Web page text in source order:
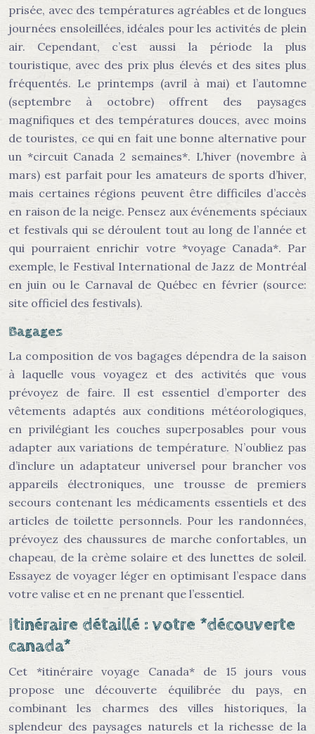
prisée, avec des températures agréables et de longues
journées ensoleillées, idéales pour les activités de plein
air. Cependant, c’est aussi la période la plus
touristique, avec des prix plus élevés et des sites plus
fréquentés. Le printemps (avril à mai) et l’automne
(septembre à octobre) offrent des paysages
magnifiques et des températures douces, avec moins
de touristes, ce qui en fait une bonne alternative pour
un *circuit Canada 2 semaines*. L’hiver (novembre à
mars) est parfait pour les amateurs de sports d’hiver,
mais certaines régions peuvent être difficiles d’accès
en raison de la neige. Pensez aux événements spéciaux
et festivals qui se déroulent tout au long de l’année et
qui pourraient enrichir votre *voyage Canada*. Par
exemple, le Festival International de Jazz de Montréal
en juin ou le Carnaval de Québec en février (source:
site officiel des festivals).
Bagages
La composition de vos bagages dépendra de la saison
à laquelle vous voyagez et des activités que vous
prévoyez de faire. Il est essentiel d’emporter des
vêtements adaptés aux conditions météorologiques,
en privilégiant les couches superposables pour vous
adapter aux variations de température. N’oubliez pas
d’inclure un adaptateur universel pour brancher vos
appareils électroniques, une trousse de premiers
secours contenant les médicaments essentiels et des
articles de toilette personnels. Pour les randonnées,
prévoyez des chaussures de marche confortables, un
chapeau, de la crème solaire et des lunettes de soleil.
Essayez de voyager léger en optimisant l’espace dans
votre valise et en ne prenant que l’essentiel.
Itinéraire détaillé : votre *découverte
canada*
Cet *itinéraire voyage Canada* de 15 jours vous
propose une découverte équilibrée du pays, en
combinant les charmes des villes historiques, la
splendeur des paysages naturels et la richesse de la